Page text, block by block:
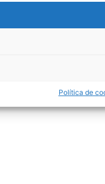
Política de